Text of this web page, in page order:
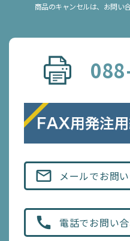
商品のキャンセルは、お問い
mail_outline メールでお問
call 電話でお問い